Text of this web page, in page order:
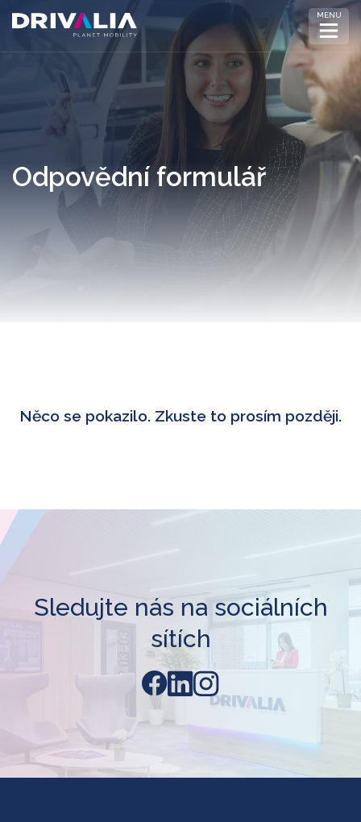
MENU
Odpovědní formulář
Něco se pokazilo. Zkuste to prosím později.
Sledujte nás na sociálních
sítích